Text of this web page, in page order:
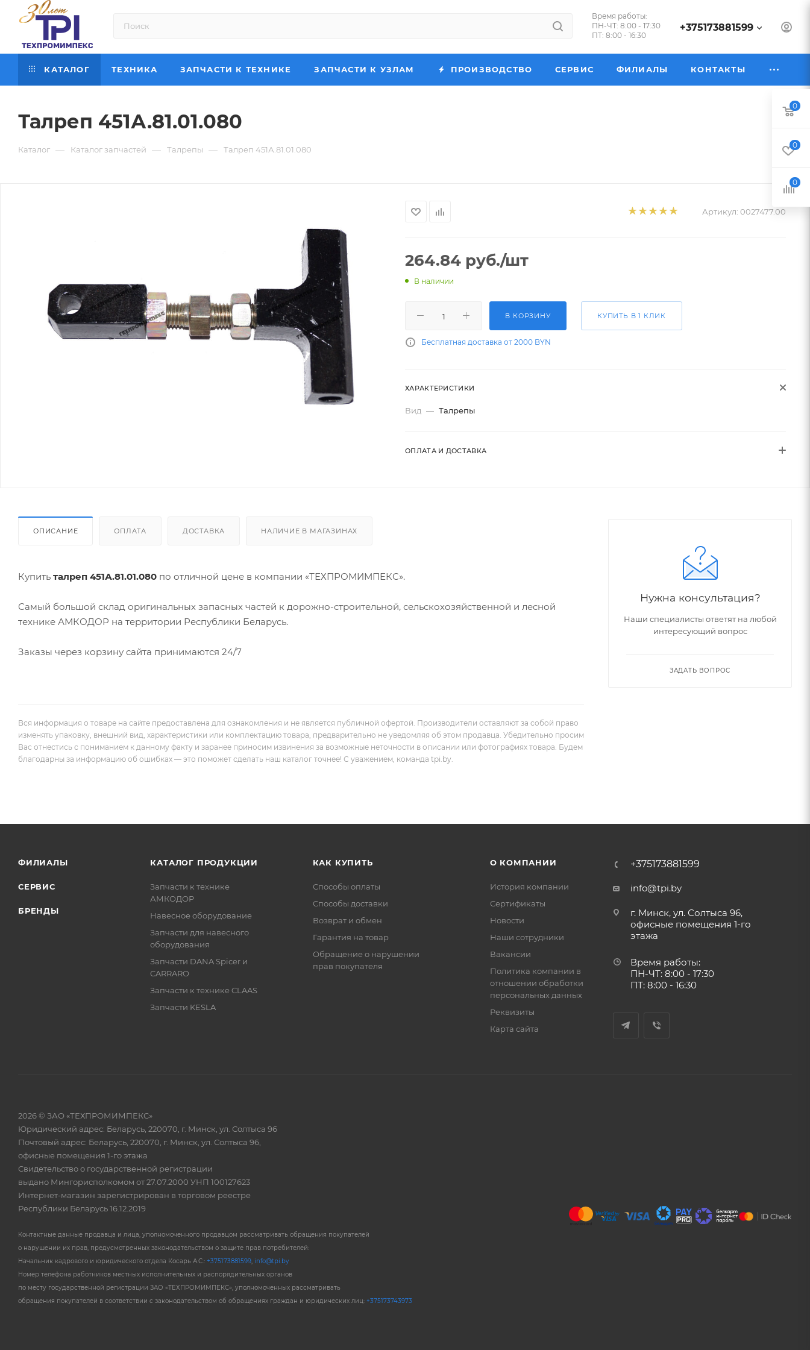
Время работы:
ПН-ЧТ: 8:00 - 17:30
ПТ: 8:00 - 16:30
+375173881599
КАТАЛОГ ТЕХНИКА ЗАПЧАСТИ К ТЕХНИКЕ ЗАПЧАСТИ К УЗЛАМ ПРОИЗВОДСТВО СЕРВИС ФИЛИАЛЫ КОНТАКТЫ
Талреп 451А.81.01.080
Каталог — Каталог запчастей — Талрепы — Талреп 451А.81.01.080
Артикул: 0027477.00
264.84 руб./шт
В наличии
В КОРЗИНУ КУПИТЬ В 1 КЛИК
Бесплатная доставка от 2000 BYN
ХАРАКТЕРИСТИКИ
Вид — Талрепы
ОПЛАТА И ДОСТАВКА
ОПИСАНИЕ ОПЛАТА ДОСТАВКА НАЛИЧИЕ В МАГАЗИНАХ
Купить талреп 451А.81.01.080 по отличной цене в компании «ТЕХПРОМИМПЕКС».
Самый большой склад оригинальных запасных частей к дорожно-строительной, сельскохозяйственной и лесной
технике АМКОДОР на территории Республики Беларусь.
Заказы через корзину сайта принимаются 24/7
Вся информация о товаре на сайте предоставлена для ознакомления и не является публичной офертой. Производители оставляют за собой право
изменять упаковку, внешний вид, характеристики или комплектацию товара, предварительно не уведомляя об этом продавца. Убедительно просим
Вас отнестись с пониманием к данному факту и заранее приносим извинения за возможные неточности в описании или фотографиях товара. Будем
благодарны за информацию об ошибках — это поможет сделать наш каталог точнее! С уважением, команда tpi.by.
Нужна консультация?
Наши специалисты ответят на любой
интересующий вопрос
ЗАДАТЬ ВОПРОС
ФИЛИАЛЫ
СЕРВИС
БРЕНДЫ
КАТАЛОГ ПРОДУКЦИИ
Запчасти к технике
АМКОДОР
Навесное оборудование
Запчасти для навесного
оборудования
Запчасти DANA Spicer и
CARRARO
Запчасти к технике CLAAS
Запчасти KESLA
КАК КУПИТЬ
Способы оплаты
Способы доставки
Возврат и обмен
Гарантия на товар
Обращение о нарушении
прав покупателя
О КОМПАНИИ
История компании
Сертификаты
Новости
Наши сотрудники
Вакансии
Политика компании в
отношении обработки
персональных данных
Реквизиты
Карта сайта
+375173881599
info@tpi.by
г. Минск, ул. Солтыса 96,
офисные помещения 1-го
этажа
Время работы:
ПН-ЧТ: 8:00 - 17:30
ПТ: 8:00 - 16:30
2026 © ЗАО «ТЕХПРОМИМПЕКС»
Юридический адрес: Беларусь, 220070, г. Минск, ул. Солтыса 96
Почтовый адрес: Беларусь, 220070, г. Минск, ул. Солтыса 96,
офисные помещения 1-го этажа
Свидетельство о государственной регистрации
выдано Мингорисполкомом от 27.07.2000 УНП 100127623
Интернет-магазин зарегистрирован в торговом реестре
Республики Беларусь 16.12.2019
Контактные данные продавца и лица, уполномоченного продавцом рассматривать обращения покупателей
о нарушении их прав, предусмотренных законодательством о защите прав потребителей:
Начальник кадрового и юридического отдела Косарь А.С.: +375173881599, info@tpi.by
Номер телефона работников местных исполнительных и распорядительных органов
по месту государственной регистрации ЗАО «ТЕХПРОМИМПЕКС», уполномоченных рассматривать
обращения покупателей в соответствии с законодательством об обращениях граждан и юридических лиц: +375173743973
0
0
0